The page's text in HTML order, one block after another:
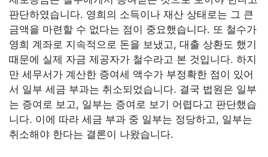
판단하였습니다. 영희의 소득이나 재산 상태로는 그 큰
금액을 마련할 수 없다는 점이 중요했습니다. 또 철수가
영희 계좌로 지속적으로 돈을 보냈고, 대출 상환도 했기
때문에 실제 자금 제공자가 철수라고 본 것입니다. 하지
만 세무서가 계산한 증여세 액수가 부정확한 점이 있어
서 일부 세금 부과는 취소되었습니다. 결국 법원은 일부
는 증여로 보고, 일부는 증여로 보기 어렵다고 판단했습
니다. 이에 따라 세금 부과 중 일부는 정당하고, 일부는
취소해야 한다는 결론이 나왔습니다.